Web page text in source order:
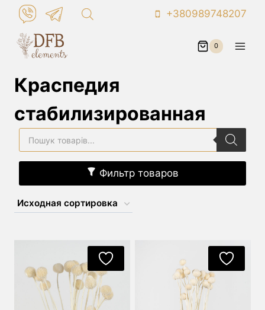
Перейти
контенту
+380989748207
0
Краспедия
стабилизированная
Поиск
товаров
Фильтр товаров